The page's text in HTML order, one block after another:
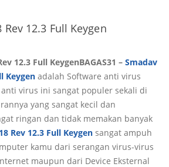
12.3 Full Keygen
BAGAS31 – Smadav
Keygen adalah Software anti virus
virus ini sangat populer sekali di
yang sangat kecil dan
ringan dan tidak memakan banyak
Rev 12.3 Full Keygen sangat ampuh
kamu dari serangan virus-virus
maupun dari Device Eksternal